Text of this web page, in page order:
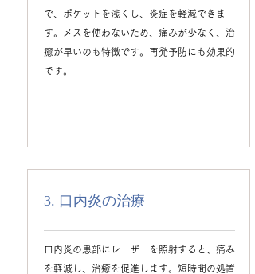
で、ポケットを浅くし、炎症を軽減できま
す。メスを使わないため、痛みが少なく、治
癒が早いのも特徴です。再発予防にも効果的
です。
3. 口内炎の治療
口内炎の患部にレーザーを照射すると、痛み
を軽減し、治癒を促進します。短時間の処置